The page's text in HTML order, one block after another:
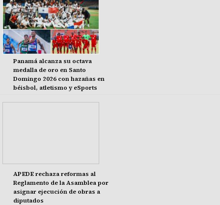
Panamá alcanza su octava
medalla de oro en Santo
Domingo 2026 con hazañas en
béisbol, atletismo y eSports
APEDE rechaza reformas al
Reglamento de la Asamblea por
asignar ejecución de obras a
diputados